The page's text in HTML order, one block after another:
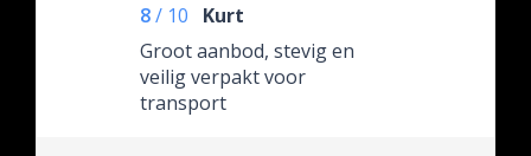
iets mindere kwaliteit maar
niet iets waar de verkoper
wat aan kon doen.
8/ 10
Kurt
Groot aanbod, stevig en
veilig verpakt voor
transport